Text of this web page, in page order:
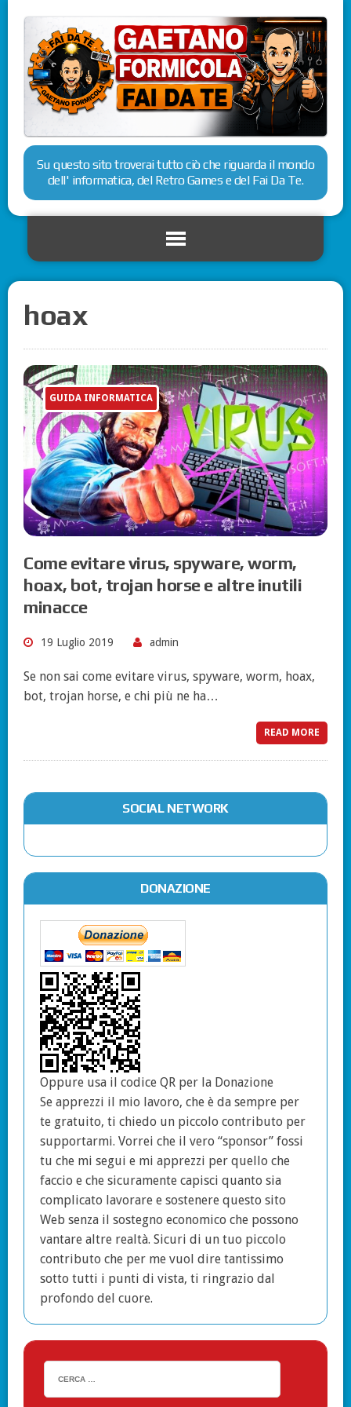
Su questo sito troverai tutto ciò che riguarda il mondo
dell' informatica, del Retro Games e del Fai Da Te.
hoax
GUIDA INFORMATICA
Come evitare virus, spyware, worm,
hoax, bot, trojan horse e altre inutili
minacce
19 Luglio 2019 admin
Se non sai come evitare virus, spyware, worm, hoax,
bot, trojan horse, e chi più ne ha…
READ MORE
SOCIAL NETWORK
DONAZIONE
Oppure usa il codice QR per la Donazione
Se apprezzi il mio lavoro, che è da sempre per
te gratuito, ti chiedo un piccolo contributo per
supportarmi. Vorrei che il vero “sponsor” fossi
tu che mi segui e mi apprezzi per quello che
faccio e che sicuramente capisci quanto sia
complicato lavorare e sostenere questo sito
Web senza il sostegno economico che possono
vantare altre realtà. Sicuri di un tuo piccolo
contributo che per me vuol dire tantissimo
sotto tutti i punti di vista, ti ringrazio dal
profondo del cuore.